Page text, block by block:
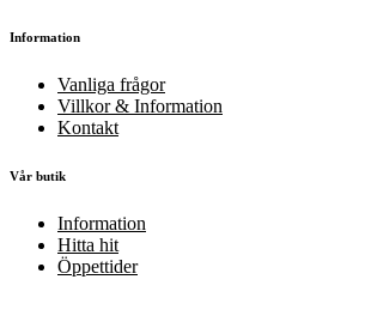
Information
Vanliga frågor
Villkor & Information
Kontakt
Vår butik
Information
Hitta hit
Öppettider